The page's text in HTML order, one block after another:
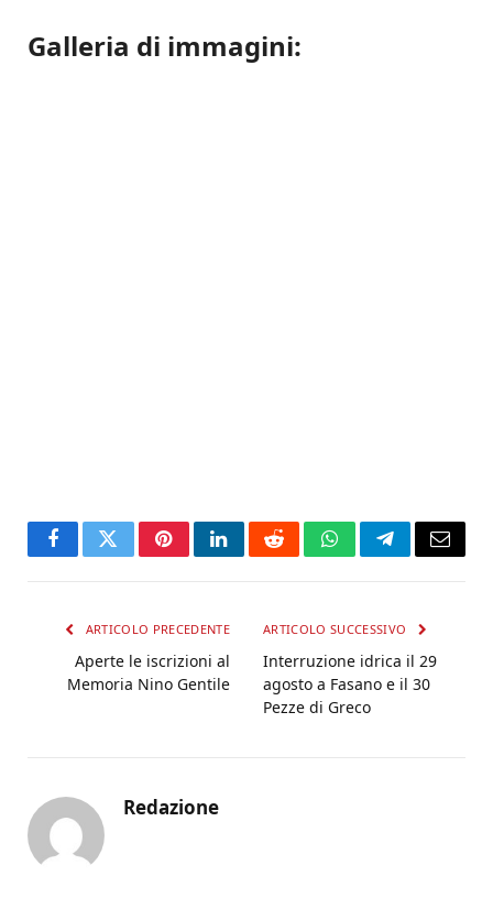
Galleria di immagini:
FacebookTwitterPinterestLinkedInRedditWhatsAppTelegramEmail
ARTICOLO PRECEDENTE
Aperte le iscrizioni al
Memoria Nino Gentile
ARTICOLO SUCCESSIVO
Interruzione idrica il 29
agosto a Fasano e il 30
Pezze di Greco
Redazione